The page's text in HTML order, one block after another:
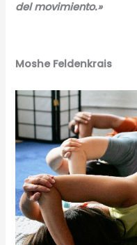
del movimiento.»
Moshe Feldenkrais